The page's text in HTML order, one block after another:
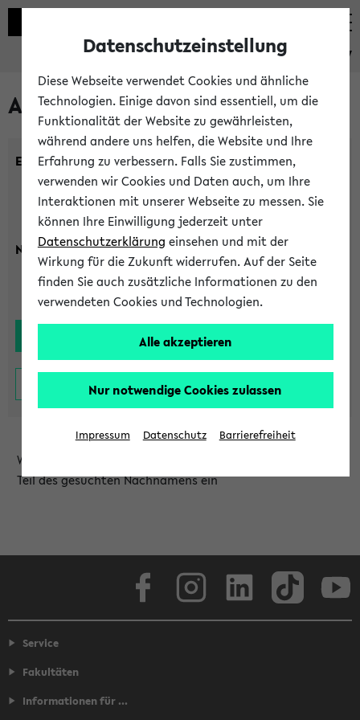
eKVV
Alle Lehrenden
Einrichtung:
Nachname:
Wählen Sie die Einrichtung aus und/oder geben Sie einen
Teil des gesuchten Nachnamens ein
Service
Fakultäten
Informationen für ...
Datenschutzeinstellung
Diese Webseite verwendet Cookies und ähnliche
Technologien. Einige davon sind essentiell, um die
Funktionalität der Website zu gewährleisten,
während andere uns helfen, die Website und Ihre
Erfahrung zu verbessern. Falls Sie zustimmen,
verwenden wir Cookies und Daten auch, um Ihre
Interaktionen mit unserer Webseite zu messen. Sie
können Ihre Einwilligung jederzeit unter
Datenschutzerklärung einsehen und mit der
Wirkung für die Zukunft widerrufen. Auf der Seite
finden Sie auch zusätzliche Informationen zu den
verwendeten Cookies und Technologien.
Alle akzeptieren
Nur notwendige Cookies zulassen
Impressum Datenschutz Barrierefreiheit